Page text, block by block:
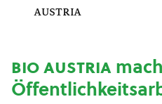
austria
bio austria